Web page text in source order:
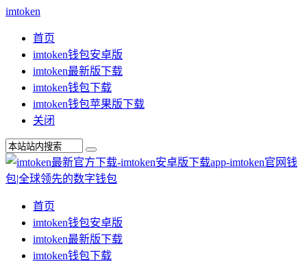
imtoken
首页
imtoken钱包安卓版
imtoken最新版下载
imtoken钱包下载
imtoken钱包苹果版下载
关闭
首页
imtoken钱包安卓版
imtoken最新版下载
imtoken钱包下载